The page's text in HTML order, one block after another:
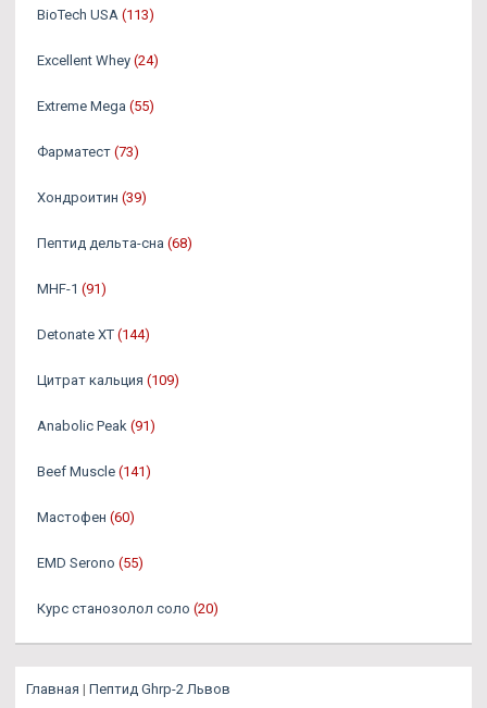
BioTech USA (113)
Excellent Whey (24)
Extreme Mega (55)
Фарматест (73)
Хондроитин (39)
Пептид дельта-сна (68)
MHF-1 (91)
Detonate XT (144)
Цитрат кальция (109)
Anabolic Peak (91)
Beef Muscle (141)
Мастофен (60)
EMD Serono (55)
Курс станозолол соло (20)
Главная | Пептид Ghrp-2 Львов